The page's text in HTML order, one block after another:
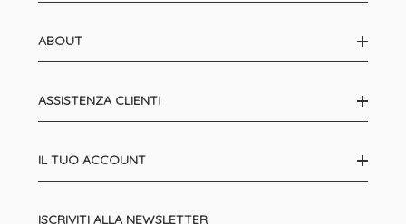
ABOUT
ASSISTENZA CLIENTI
IL TUO ACCOUNT
ISCRIVITI ALLA NEWSLETTER